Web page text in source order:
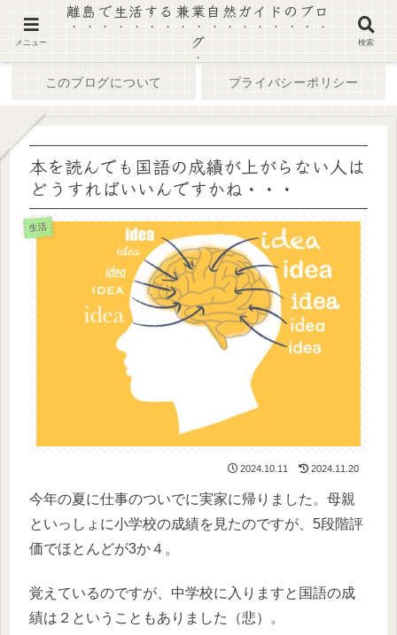
このブログについて プライバシーポリシー
本を読んでも国語の成績が上がらない人は
どうすればいいんですかね・・・
生活
2024.10.11 2024.11.20
今年の夏に仕事のついでに実家に帰りました。母親
といっしょに小学校の成績を見たのですが、5段階評
価でほとんどが3か４。
覚えているのですが、中学校に入りますと国語の成
績は２ということもありました（悲）。
メニュー
離島で生活する兼業自然ガイドのブロ
グ
検索